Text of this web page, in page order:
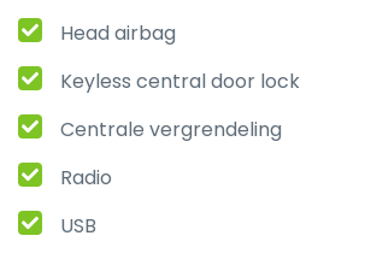
Head airbag
Keyless central door lock
Centrale vergrendeling
Radio
USB